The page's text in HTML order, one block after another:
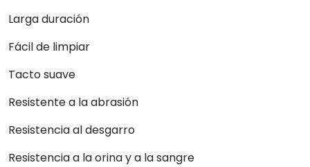
Larga duración
Fácil de limpiar
Tacto suave
Resistente a la abrasión
Resistencia al desgarro
Resistencia a la orina y a la sangre